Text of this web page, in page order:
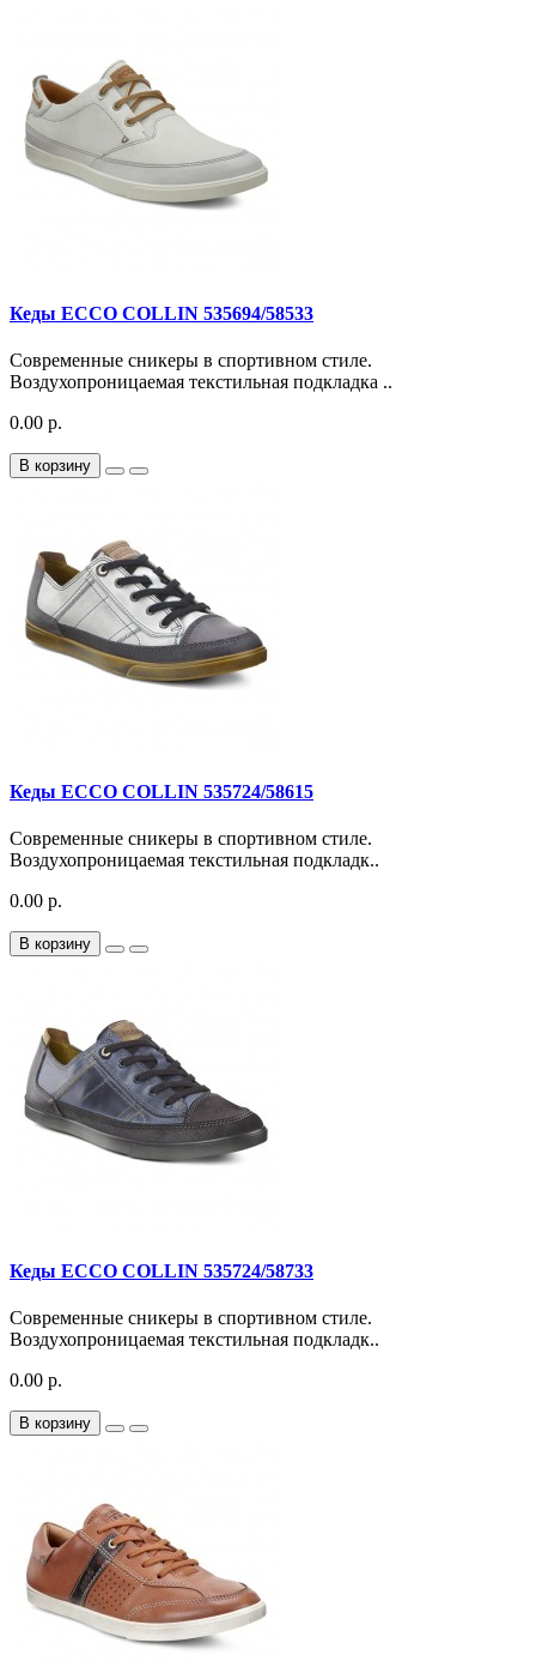
Кеды ECCO COLLIN 535694/58533
Современные сникеры в спортивном стиле.
Воздухопроницаемая текстильная подкладка ..
0.00 р.
В корзину
Кеды ECCO COLLIN 535724/58615
Современные сникеры в спортивном стиле.
Воздухопроницаемая текстильная подкладк..
0.00 р.
В корзину
Кеды ECCO COLLIN 535724/58733
Современные сникеры в спортивном стиле.
Воздухопроницаемая текстильная подкладк..
0.00 р.
В корзину